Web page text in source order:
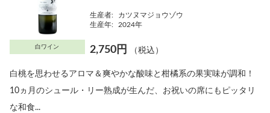
白ワイン
生産者:
カツヌマジョウゾウ
生産年:
2024年
2,750円 （税込）
白桃を思わせるアロマ＆爽やかな酸味と柑橘系の果実味が調和！
10ヵ月のシュール・リー熟成が生んだ、お祝いの席にもピッタリ
な和食...